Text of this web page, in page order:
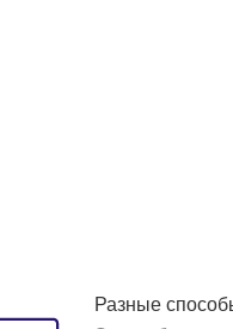
Разные